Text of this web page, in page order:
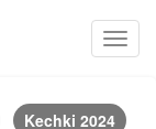
Kechki 2024